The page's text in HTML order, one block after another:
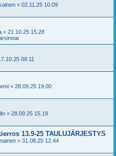
« 02.11.25 10.09
« 21.10.25 15.28
09.11
« 28.09.25 19.00
« 28.09.25 15.19
13.9-25 TAULUJÄRJESTYS
« 31.08.25 12.44